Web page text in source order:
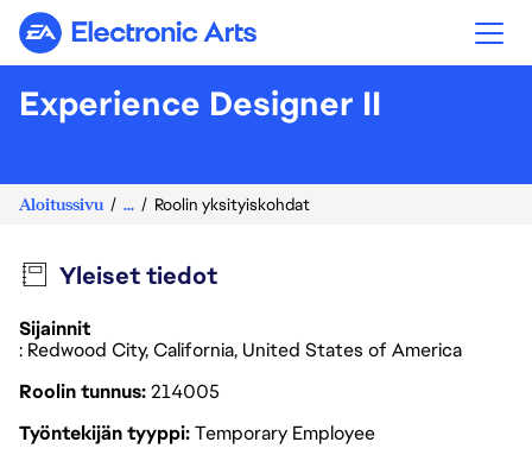
Electronic Arts
Experience Designer II
Aloitussivu ... Roolin yksityiskohdat
Yleiset tiedot
Sijainnit
: Redwood City, California, United States of America
Roolin tunnus214005
Työntekijän tyyppiTemporary Employee